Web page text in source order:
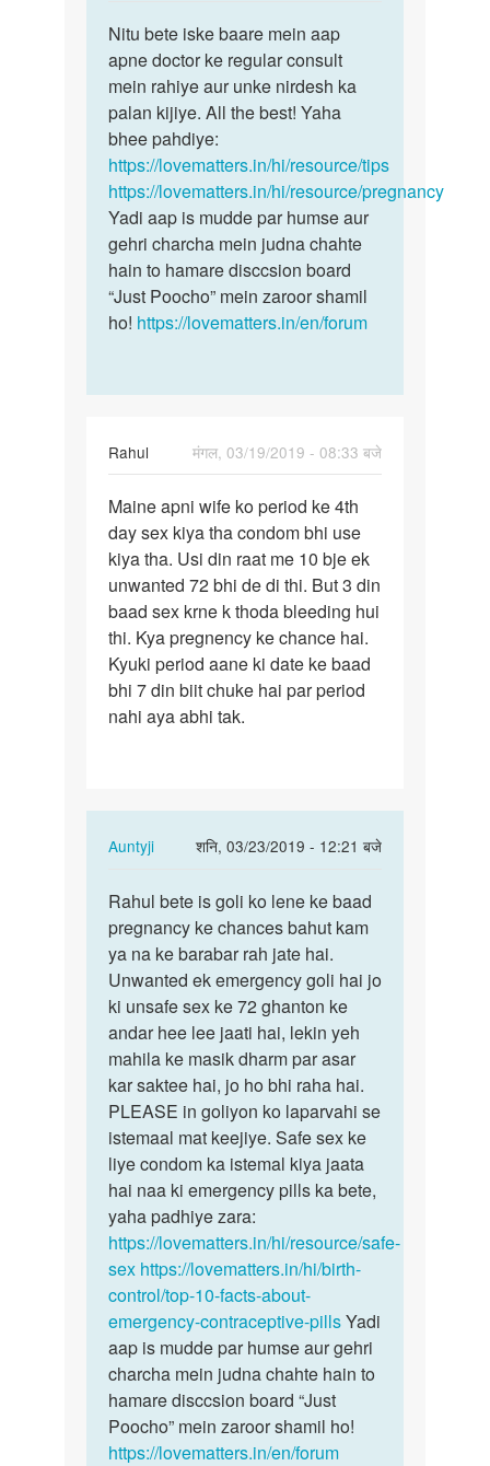
to
mam
maine
ultrasound
6
week…
by
nitu
kumari
Nitu
bete
iske
baare
mein…
Nitu bete iske baare mein aap
apne doctor ke regular consult
mein rahiye aur unke nirdesh ka
palan kijiye. All the best! Yaha
bhee pahdiye:
https://lovematters.in/hi/resource/tips
https://lovematters.in/hi/resource/pregnancy
Yadi aap is mudde par humse aur
gehri charcha mein judna chahte
hain to hamare disccsion board
“Just Poocho” mein zaroor shamil
ho! https://lovematters.in/en/forum
Rahul
मंगल, 03/19/2019 - 08:33 बजे
Maine
apni
wife
ko
period
ke…
Maine apni wife ko period ke 4th
day sex kiya tha condom bhi use
kiya tha. Usi din raat me 10 bje ek
unwanted 72 bhi de di thi. But 3 din
baad sex krne k thoda bleeding hui
thi. Kya pregnency ke chance hai.
Kyuki period aane ki date ke baad
bhi 7 din biit chuke hai par period
nahi aya abhi tak.
Auntyji
शनि, 03/23/2019 - 12:21 बजे
In
to
Maine
apni
wife
ko
period
ke…
by
Rahul
Rahul
bete
is
goli
ko
lene…
Rahul bete is goli ko lene ke baad
pregnancy ke chances bahut kam
ya na ke barabar rah jate hai.
Unwanted ek emergency goli hai jo
ki unsafe sex ke 72 ghanton ke
andar hee lee jaati hai, lekin yeh
mahila ke masik dharm par asar
kar saktee hai, jo ho bhi raha hai.
PLEASE in goliyon ko laparvahi se
istemaal mat keejiye. Safe sex ke
liye condom ka istemal kiya jaata
hai naa ki emergency pills ka bete,
yaha padhiye zara:
https://lovematters.in/hi/resource/safe-
sex https://lovematters.in/hi/birth-
control/top-10-facts-about-
emergency-contraceptive-pillsYadi
aap is mudde par humse aur gehri
charcha mein judna chahte hain to
hamare disccsion board “Just
Poocho” mein zaroor shamil ho!
https://lovematters.in/en/forum